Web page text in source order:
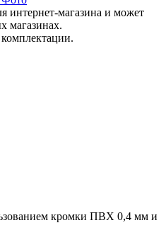
интернет-магазина и может
магазинах.
кромки ПВХ 0,4 мм и